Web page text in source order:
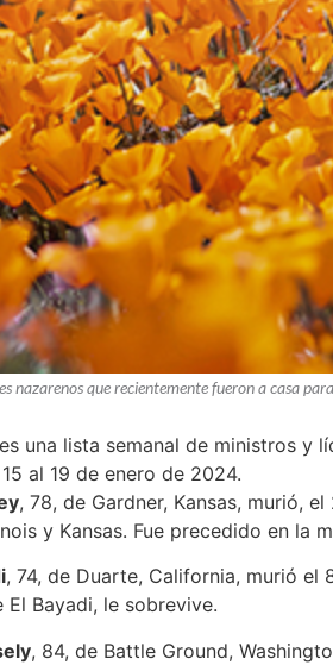
nazarenos que recientemente fueron a casa
una lista semanal de ministros y
al 19 de enero de 2024.
, 78, de Gardner, Kansas, murió,
y Kansas. Fue precedido en la
, 74, de Duarte, California, murió el
El Bayadi, le sobrevive.
, 84, de Battle Ground,